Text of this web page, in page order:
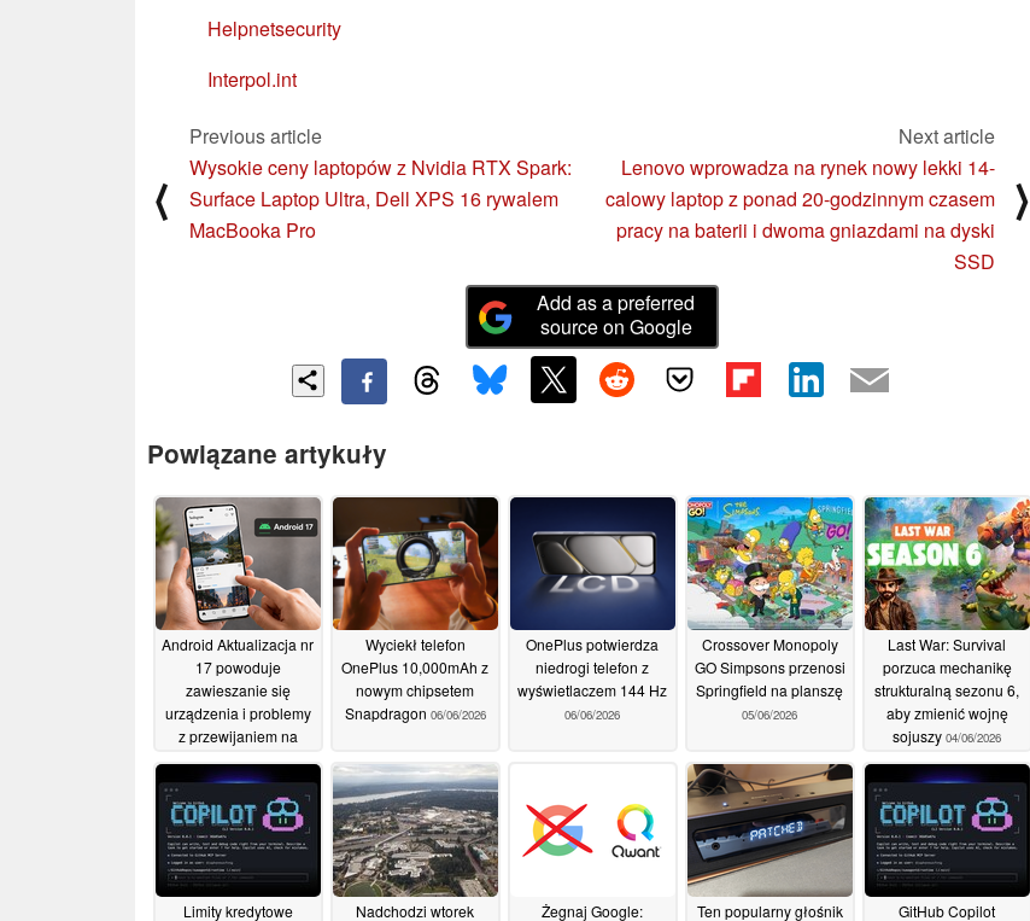
Helpnetsecurity
Interpol.int
⟨
Previous article
Wysokie ceny laptopów z Nvidia RTX Spark:
Surface Laptop Ultra, Dell XPS 16 rywalem
MacBooka Pro
Next article
Lenovo wprowadza na rynek nowy lekki 14-
calowy laptop z ponad 20-godzinnym czasem
pracy na baterii i dwoma gniazdami na dyski
SSD
⟩
Add as a preferred
source on Google
Powiązane artykuły
Android Aktualizacja nr
17 powoduje
zawieszanie się
urządzenia i problemy
z przewijaniem na
22/06/2026
Wyciekł telefon
OnePlus 10,000mAh z
nowym chipsetem
Snapdragon 06/06/2026
OnePlus potwierdza
niedrogi telefon z
wyświetlaczem 144 Hz
06/06/2026
Crossover Monopoly
GO Simpsons przenosi
Springfield na planszę
05/06/2026
Last War: Survival
porzuca mechanikę
strukturalną sezonu 6,
aby zmienić wojnę
sojuszy 04/06/2026
Limity kredytowe Nadchodzi wtorek Żegnaj Google: Ten popularny głośnik GitHub Copilot